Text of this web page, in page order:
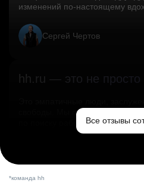
изменений по‑настоящему
Сергей Чертов
hh.ru — это не просто
свободы. Мы помогаем миру и
по поиску работы в стране.
Все отзывы
*команда hh